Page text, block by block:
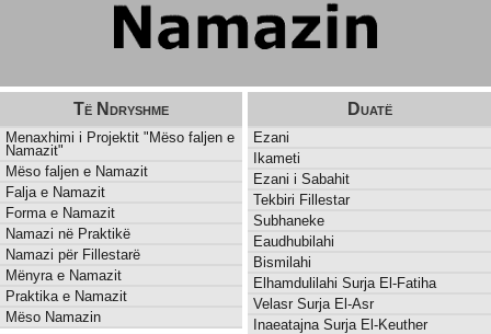
Të Ndryshme
Menaxhimi i Projektit "Mëso faljen e
Namazit"
Mëso faljen e Namazit
Falja e Namazit
Forma e Namazit
Namazi në Praktikë
Namazi për Fillestarë
Mënyra e Namazit
Praktika e Namazit
Mëso Namazin
Duatë
Ezani
Ikameti
Ezani i Sabahit
Tekbiri Fillestar
Subhaneke
Eaudhubilahi
Bismilahi
Elhamdulilahi Surja El-Fatiha
Velasr Surja El-Asr
Inaeatajna Surja El-Keuther